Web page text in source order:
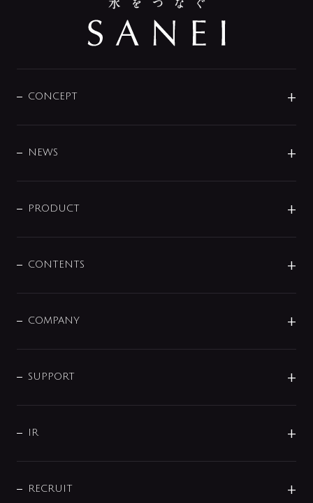
CONCEPT
DESIGN
NEWS
商品に関して
その他
PRODUCT
センサー・タッチ水栓
単水栓
分岐
配管システム
バス・空調周辺用品
CONTENTS
じぶんシャワーが見つかる
COMPANY
企業理念
会社概要
事業所案内
SUPPORT
よくあるご質問
データダウンロード
IR
IRニュース
RECRUIT